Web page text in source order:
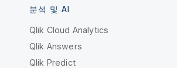
분석 및 AI
Qlik Cloud Analytics
Qlik Answers
Qlik Predict